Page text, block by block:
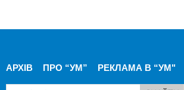
АРХІВ ПРО “УМ” РЕКЛАМА В “УМ"